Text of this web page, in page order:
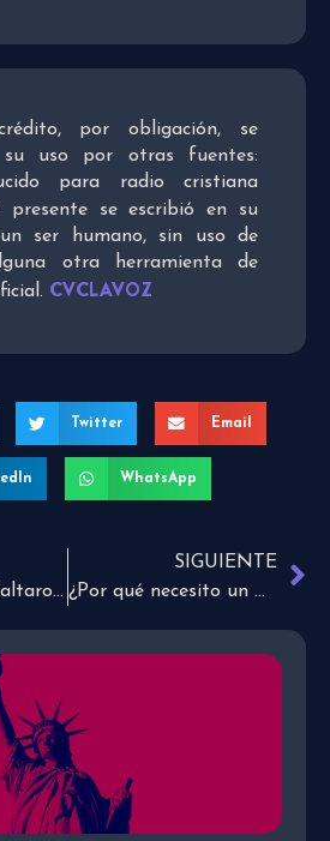
por obligación, se
su uso por otras fuentes:
para radio cristiana
presente se escribió en su
ser humano, sin uso de
otra herramienta de
CVCLAVOZ
Twitter Email
WhatsApp
¿Alguna vez te faltaron las fuerzas para llorar?
SIGUIENTE
¿Por qué necesito un mentor?